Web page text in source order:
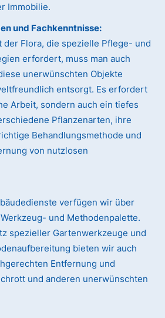
Immobilie.
und Fachkenntnisse:
der Flora, die spezielle Pflege- und
erfordert, muss man auch
unerwünschten Objekte
entsorgt. Es erfordert
Arbeit, sondern auch ein tiefes
Pflanzenarten, ihre
Behandlungsmethode und
von nutzlosen
verfügen wir über
und Methodenpalette.
spezieller Gartenwerkzeuge und
bieten wir auch
Entfernung und
und anderen unerwünschten